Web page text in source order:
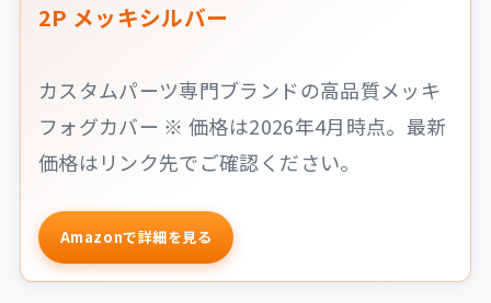
2P メッキシルバー
カスタムパーツ専門ブランドの高品質メッキ
フォグカバー ※ 価格は2026年4月時点。最新
価格はリンク先でご確認ください。
Amazonで詳細を見る